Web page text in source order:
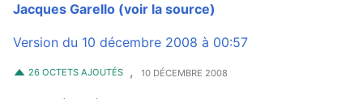
Jacques Garello (voir la source)
Version du 10 décembre 2008 à 00:57
26 OCTETS AJOUTÉS , 10 DÉCEMBRE 2008